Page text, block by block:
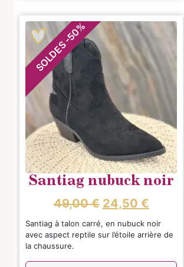
SOLDES
-
50
%
Santiag nubuck noir
49,00€ 24,50 €
Santiag à talon carré, en nubuck noir
avec aspect reptile sur l’étoile arrière de
la chaussure.